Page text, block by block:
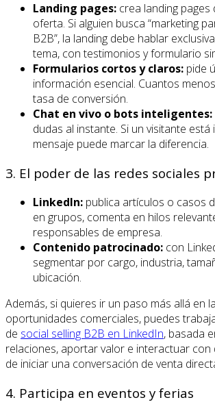
Landing pages: crea landing
oferta. Si alguien busca “marketing
B2B”, la landing debe hablar
tema, con testimonios y formulario
Formularios cortos y claros: pide
información esencial. Cuantos
tasa de conversión.
Chat en vivo o bots inteligentes:
dudas al instante. Si un visitante está
mensaje puede marcar la diferencia.
3. El poder de las redes sociales
LinkedIn: publica artículos o casos
en grupos, comenta en hilos
responsables de empresa.
Contenido patrocinado: con
segmentar por cargo, industria,
ubicación.
Además, si quieres ir un paso más allá en
oportunidades comerciales, puedes
de social selling B2B en LinkedIn, basada
relaciones, aportar valor e interactuar con
de iniciar una conversación de venta
4. Participa en eventos y ferias